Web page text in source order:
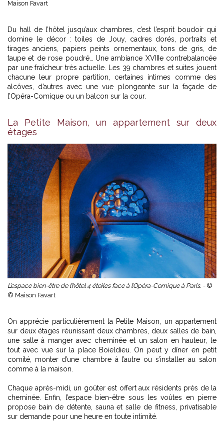
Maison Favart
Du hall de l’hôtel jusqu’aux chambres, c’est l’esprit boudoir qui
domine le décor : toiles de Jouy, cadres dorés, portraits et
tirages anciens, papiers peints ornementaux, tons de gris, de
taupe et de rose poudré… Une ambiance XVIIIe contrebalancée
par une fraîcheur très actuelle. Les 39 chambres et suites jouent
chacune leur propre partition, certaines intimes comme des
alcôves, d’autres avec une vue plongeante sur la façade de
l’Opéra-Comique ou un balcon sur la cour.
La Petite Maison, un appartement sur deux
étages
L’espace bien-être de l’hôtel 4 étoiles face à l’Opéra-Comique à Paris. - ©
© Maison Favart
On apprécie particulièrement la Petite Maison, un appartement
sur deux étages réunissant deux chambres, deux salles de bain,
une salle à manger avec cheminée et un salon en hauteur, le
tout avec vue sur la place Boieldieu. On peut y dîner en petit
comité, monter d’une chambre à l’autre ou s’installer au salon
comme à la maison.
Chaque après-midi, un goûter est offert aux résidents près de la
cheminée. Enfin, l’espace bien-être sous les voûtes en pierre
propose bain de détente, sauna et salle de fitness, privatisable
sur demande pour une heure en toute intimité.